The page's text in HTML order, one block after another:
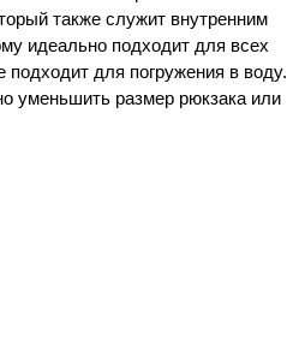
также служит внутренним
идеально подходит для всех
подходит для погружения в воду.
уменьшить размер рюкзака или